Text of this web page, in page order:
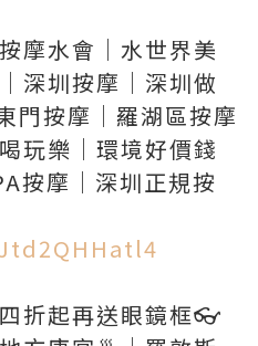
摩水會｜水世界美
深圳按摩｜深圳做
門按摩｜羅湖區按摩
玩樂｜環境好價錢
按摩｜深圳正規按
折起再送眼鏡框👓